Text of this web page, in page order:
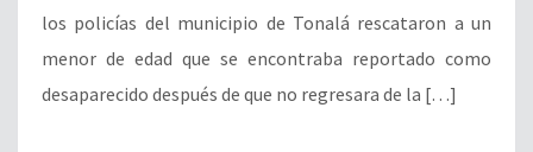
los policías del municipio de Tonalá rescataron a un
menor de edad que se encontraba reportado como
desaparecido después de que no regresara de la […]